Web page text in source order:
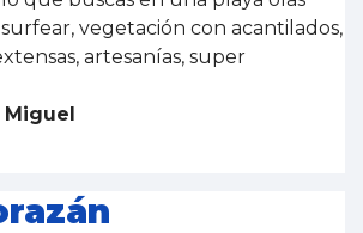
vegetación con acantilados,
artesanías, super
Miguel